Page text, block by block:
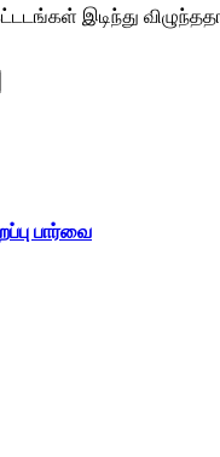
இடிந்து
பார்வை